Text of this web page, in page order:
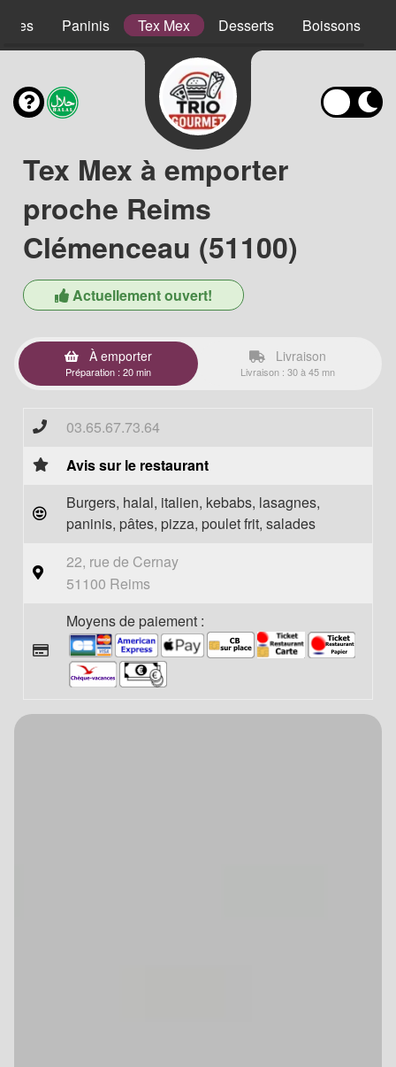
Paninis Tex Mex Desserts Boissons
Tex Mex à emporter
proche Reims
Clémenceau (51100)
Actuellement ouvert!
À emporter
Préparation : 20 min
Livraison
Livraison : 30 à 45 mn
03.65.67.73.64
Avis sur le restaurant
Burgers, halal, italien, kebabs, lasagnes,
paninis, pâtes, pizza, poulet frit, salades
22, rue de Cernay
51100 Reims
Moyens de paiement :